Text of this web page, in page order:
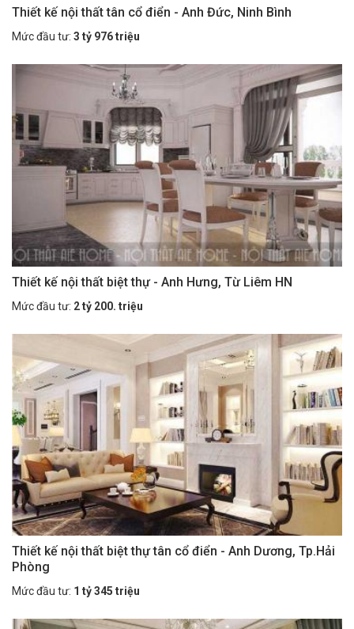
Thiết kế nội thất tân cổ điển - Anh Đức, Ninh Bình
Mức đầu tư: 3 tỷ 976 triệu
Thiết kế nội thất biệt thự - Anh Hưng, Từ Liêm HN
Mức đầu tư: 2 tỷ 200. triệu
Thiết kế nội thất biệt thự tân cổ điển - Anh Dương, Tp.Hải
Phòng
Mức đầu tư: 1 tỷ 345 triệu